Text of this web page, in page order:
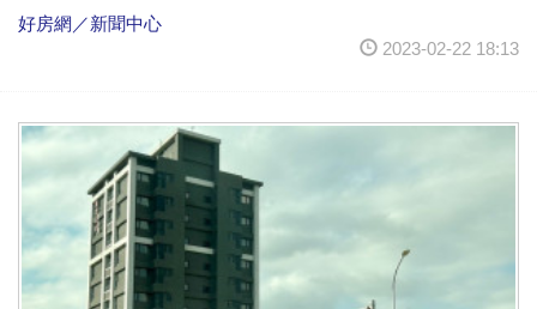
好房網／新聞中心
2023-02-22 18:13